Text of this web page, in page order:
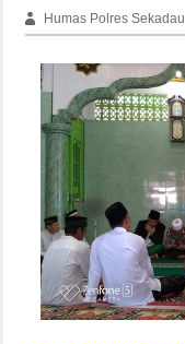
Humas Polres Sekadau